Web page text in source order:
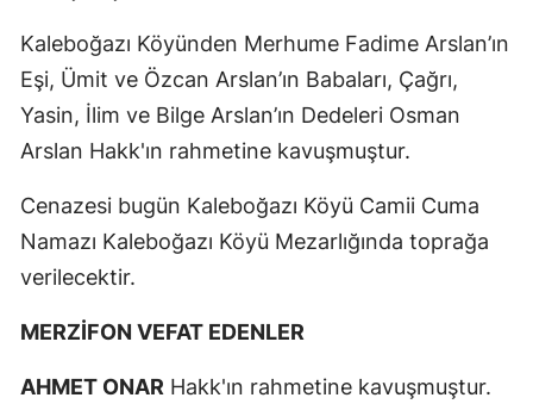
Kaleboğazı Köyünden Merhume Fadime Arslan’ın
Eşi, Ümit ve Özcan Arslan’ın Babaları, Çağrı,
Yasin, İlim ve Bilge Arslan’ın Dedeleri Osman
Arslan Hakk'ın rahmetine kavuşmuştur.
Cenazesi bugün Kaleboğazı Köyü Camii Cuma
Namazı Kaleboğazı Köyü Mezarlığında toprağa
verilecektir.
MERZİFON VEFAT EDENLER
AHMET ONAR Hakk'ın rahmetine kavuşmuştur.